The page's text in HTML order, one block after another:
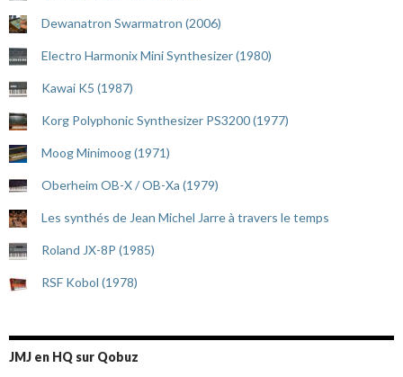
Dewanatron Swarmatron (2006)
Electro Harmonix Mini Synthesizer (1980)
Kawai K5 (1987)
Korg Polyphonic Synthesizer PS3200 (1977)
Moog Minimoog (1971)
Oberheim OB-X / OB-Xa (1979)
Les synthés de Jean Michel Jarre à travers le temps
Roland JX-8P (1985)
RSF Kobol (1978)
JMJ en HQ sur Qobuz